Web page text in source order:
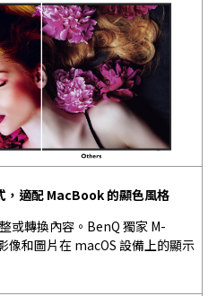
，適配 MacBook 的顯色風格
或轉換內容。BenQ 獨家 M-
像和圖片在 macOS 設備上的顯示